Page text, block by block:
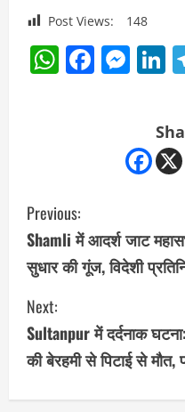
Post Views: 148
C
o
n
t
i
n
Previous:
Shamli में आदर्श जाट
सुधार की गूंज, विदेशी
Next:
Sultanpur में दर्दनाक
की बेरहमी से पिटाई से मौत,